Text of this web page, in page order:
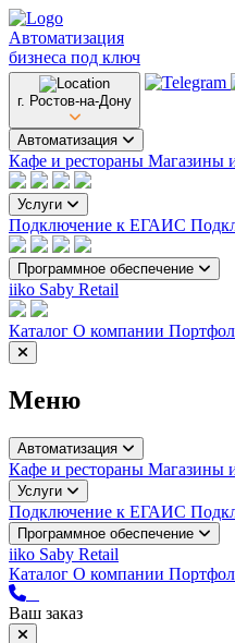
Автоматизация
бизнеса под ключ
г. Ростов-на-Дону
Автоматизация
Кафе и рестораны Магазины
Услуги
Подключение к ЕГАИС
Программное обеспечение
iiko Saby Retail
Каталог О компании
Меню
Автоматизация
Кафе и рестораны Магазины
Услуги
Подключение к ЕГАИС
Программное обеспечение
iiko Saby Retail
Каталог О компании
Ваш заказ